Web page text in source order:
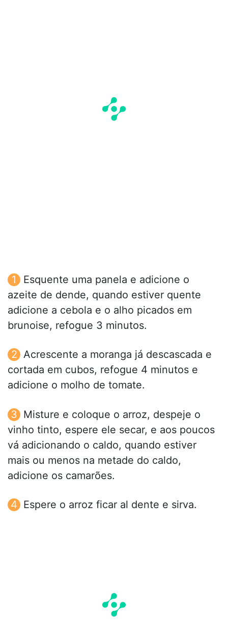
Esquente uma panela e adicione o
azeite de dende, quando estiver quente
adicione a cebola e o alho picados em
brunoise, refogue 3 minutos.
Acrescente a moranga já descascada e
cortada em cubos, refogue 4 minutos e
adicione o molho de tomate.
Misture e coloque o arroz, despeje o
vinho tinto, espere ele secar, e aos poucos
vá adicionando o caldo, quando estiver
mais ou menos na metade do caldo,
adicione os camarões.
Espere o arroz ficar al dente e sirva.